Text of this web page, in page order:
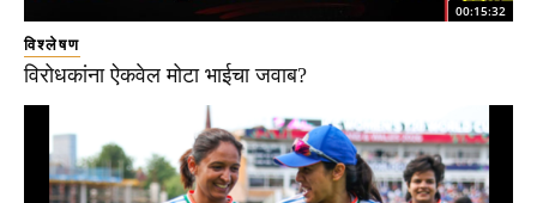
00:15:32
विश्लेषण
विरोधकांना ऐकवेल मोटा भाईचा जवाब?